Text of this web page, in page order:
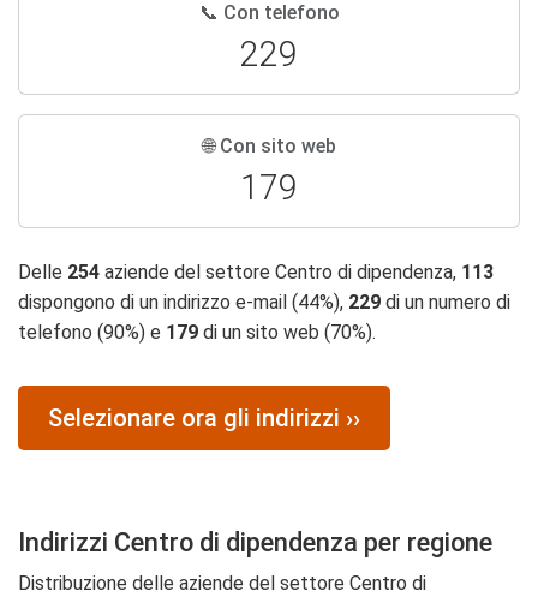
📞 Con telefono
229
🌐 Con sito web
179
Delle 254 aziende del settore Centro di dipendenza, 113
dispongono di un indirizzo e-mail (44%), 229 di un numero di
telefono (90%) e 179 di un sito web (70%).
Selezionare ora gli indirizzi ››
Indirizzi Centro di dipendenza per regione
Distribuzione delle aziende del settore Centro di